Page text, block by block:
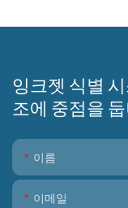
잉크젯 식별
조에 중점을
이름
이메일